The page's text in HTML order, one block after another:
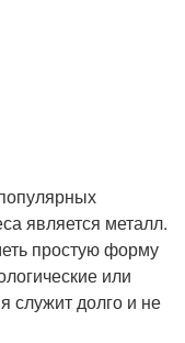
является металл.
простую форму
или
служит долго и не